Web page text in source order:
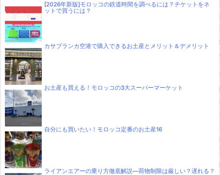
[2026年新版]モロッコの鉄道時間を調べるには？チケットをネ
ットで買うには？
カサブランカ空港で購入できるお土産とメリット＆デメリット
お土産も買える！モロッコの3大スーパーマーケット
自分にも買いたい！モロッコ定番のお土産16
ライアンエアーの乗り方徹底解説―荷物制限は厳しい？遅れる？